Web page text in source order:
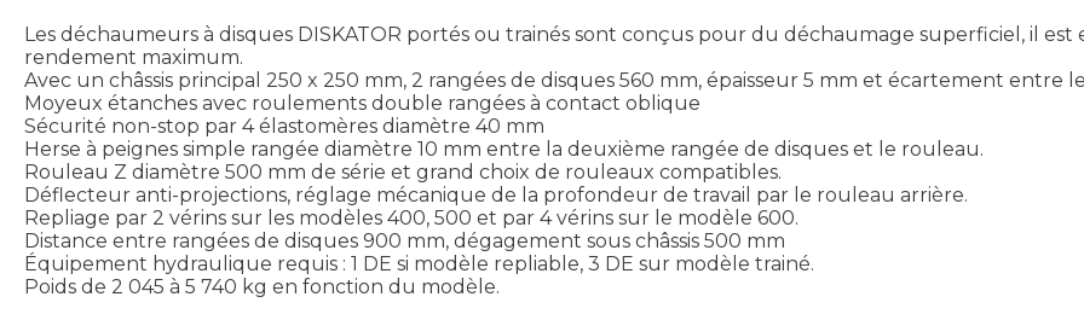
Les déchaumeurs à disques DISKATOR portés ou trainés sont conçus pour du déchaumage superficiel, il
rendement maximum.
Avec un châssis principal 250 x 250 mm, 2 rangées de disques 560 mm, épaisseur 5 mm et écartement entre
Moyeux étanches avec roulements double rangées à contact oblique
Sécurité non-stop par 4 élastomères diamètre 40 mm
Herse à peignes simple rangée diamètre 10 mm entre la deuxième rangée de disques et le rouleau.
Rouleau Z diamètre 500 mm de série et grand choix de rouleaux compatibles.
Déflecteur anti-projections, réglage mécanique de la profondeur de travail par le rouleau arrière.
Repliage par 2 vérins sur les modèles 400, 500 et par 4 vérins sur le modèle 600.
Distance entre rangées de disques 900 mm, dégagement sous châssis 500 mm
Équipement hydraulique requis : 1 DE si modèle repliable, 3 DE sur modèle trainé.
Poids de 2 045 à 5 740 kg en fonction du modèle.